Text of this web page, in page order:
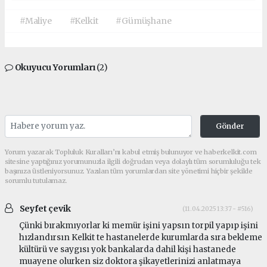
#Maliye #Kelkit #Gümüşhane
Okuyucu Yorumları(2)
Gönder
Yorum yazarak Topluluk Kuralları’nı kabul etmiş bulunuyor ve haberkelkit.com
sitesine yaptığınız yorumunuzla ilgili doğrudan veya dolaylı tüm sorumluluğu tek
başınıza üstleniyorsunuz. Yazılan tüm yorumlardan site yönetimi hiçbir şekilde
sorumlu tutulamaz.
Seyfet çevik (11.04.2025 13:37 - #516)
Çünki bırakmıyorlar ki memür işini yapsın torpil yapıp işini
hızlandırsın Kelkit te hastanelerde kurumlarda sıra bekleme
kültürü ve saygısı yok bankalarda dahil kişi hastanede
muayene olurken siz doktora şikayetlerinizi anlatmaya